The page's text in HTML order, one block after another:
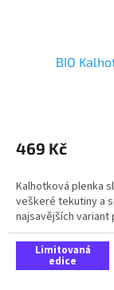
BIO
469 Kč
Kalhotková plenka
veškeré tekutiny a
najsavějších variant
Limitovaná
edice